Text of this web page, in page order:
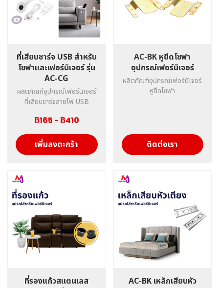
ที่เสียบชาร์จ USB สำหรับ
โซฟาและเฟอร์นิเจอร์ รุ่น
AC-CG
ผลิตภัณฑ์อุปกรณ์เฟอร์นิเจอร์
ที่เสียบชาร์จสายไฟ USB
฿165 - ฿410
เพิ่มลงตะกร้า
AC-BK หูยึดโซฟา
อุปกรณ์เฟอร์นิเจอร์
ผลิตภัณฑ์อุปกรณ์เฟอร์นิเจอร์
หูยึดโซฟา
ติดต่อเรา
ที่รองแก้วสแตนเลส
AC-BK เหล็กเสียบหัว